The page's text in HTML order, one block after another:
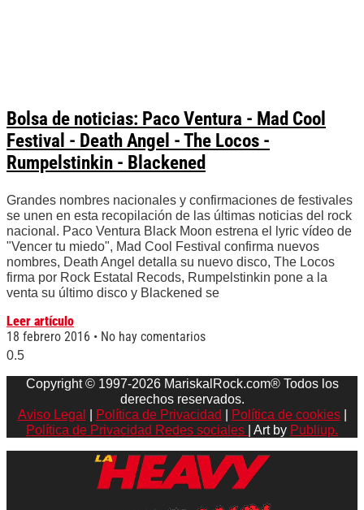
Bolsa de noticias: Paco Ventura - Mad Cool
Festival - Death Angel - The Locos -
Rumpelstinkin - Blackened
Grandes nombres nacionales y confirmaciones de festivales
se unen en esta recopilación de las últimas noticias del rock
nacional. Paco Ventura Black Moon estrena el lyric vídeo de
"Vencer tu miedo", Mad Cool Festival confirma nuevos
nombres, Death Angel detalla su nuevo disco, The Locos
firma por Rock Estatal Recods, Rumpelstinkin pone a la
venta su último disco y Blackened se
Leer artículo
18 febrero 2016
No hay comentarios
Copyright © 1997-2026 MariskalRock.com® Todos los
derechos reservados.
Aviso Legal
Política de Privacidad Política de cookies|
Política de Privacidad Redes sociales
| Art by Publiup.